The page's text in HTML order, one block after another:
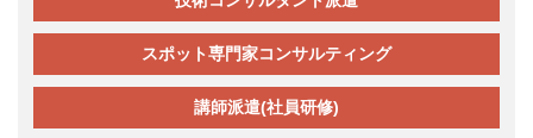
スポット専門家コンサルティング
講師派遣(社員研修)